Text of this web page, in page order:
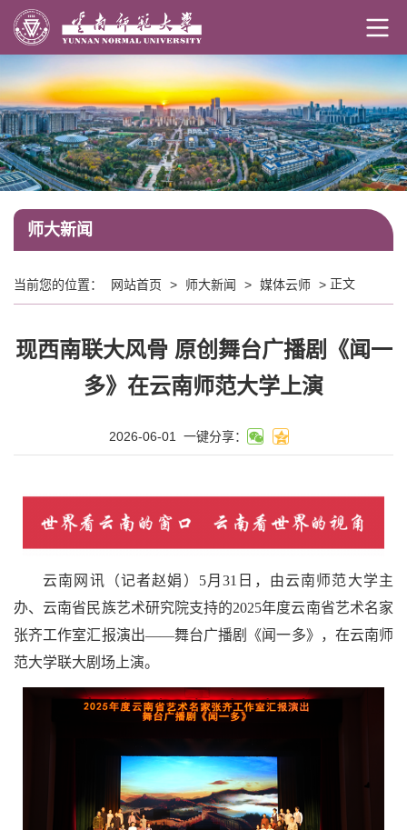
师大新闻
当前您的位置： 网站首页 > 师大新闻 > 媒体云师 > 正文
现西南联大风骨 原创舞台广播剧《闻一
多》在云南师范大学上演
2026-06-01 一键分享：
云南网讯（记者赵娟）5月31日，由云南师范大学主
办、云南省民族艺术研究院支持的2025年度云南省艺术名家
张齐工作室汇报演出——舞台广播剧《闻一多》，在云南师
范大学联大剧场上演。